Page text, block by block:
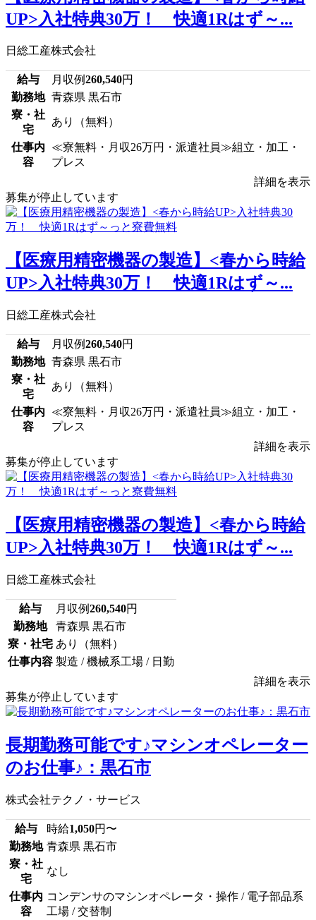
UP>入社特典30万！ 快適1Rはず～...
日総工産株式会社
給与 月収例260,540円
勤務地 青森県 黒石市
寮・社
宅
あり（無料）
仕事内
容
≪寮無料・月収26万円・派遣社員≫組立・加工・
プレス
詳細を表示
募集が停止しています
【医療用精密機器の製造】<春から時給
UP>入社特典30万！ 快適1Rはず～...
日総工産株式会社
給与 月収例260,540円
勤務地 青森県 黒石市
寮・社
宅
あり（無料）
仕事内
容
≪寮無料・月収26万円・派遣社員≫組立・加工・
プレス
詳細を表示
募集が停止しています
【医療用精密機器の製造】<春から時給
UP>入社特典30万！ 快適1Rはず～...
日総工産株式会社
給与 月収例260,540円
勤務地
青森県 黒石市
寮・社宅 あり（無料）
仕事内容 製造 / 機械系工場 / 日勤
詳細を表示
募集が停止しています
長期勤務可能です♪マシンオペレーター
のお仕事♪：黒石市
株式会社テクノ・サービス
給与 時給1,050円〜
勤務地 青森県 黒石市
寮・社
宅
なし
仕事内
容
コンデンサのマシンオペレータ・操作 / 電子部品系
工場 / 交替制